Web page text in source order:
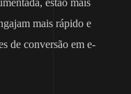
estão mais
mais rápido e
de conversão em e-